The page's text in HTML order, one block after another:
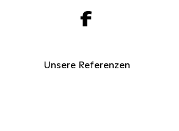
Unsere Referenzen